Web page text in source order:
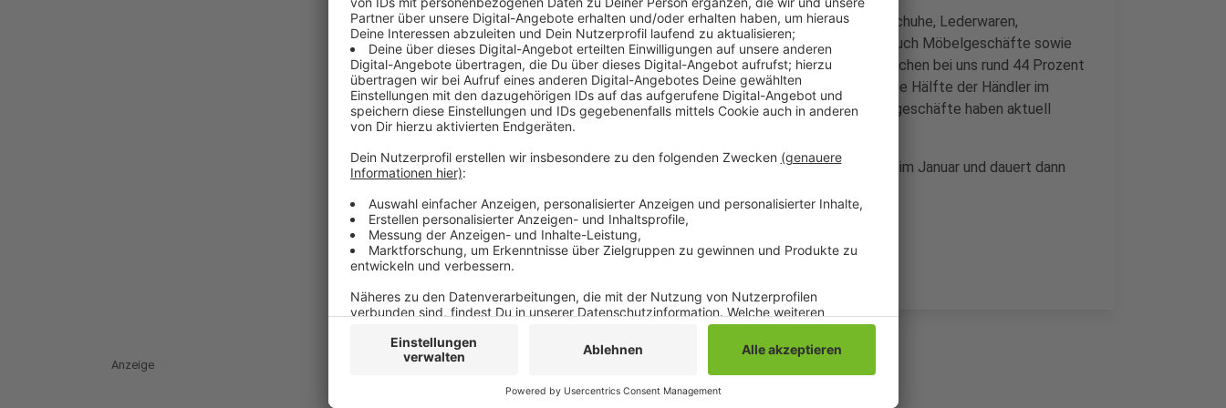
In vielen Bereichen gibt es aktuell Angebote. Besonders Mode, Schuhe, Lederwaren,
Heimtextilien und Sportbekleidung seien gerade reduziert. Aber auch Möbelgeschäfte sowie
Bau- und Elektronikmärkte beteiligen sich am WSV. Insgesamt machen bei uns rund 44 Prozent
der Händler mit. Fast drei viertel der Klamottengeschäfte, über die Hälfte der Händler im
Bereich Heim- und Haustextilien und sogar 70 Prozent der Schuhgeschäfte haben aktuell
Rabatte.
Der Winterschlussverkauf startet traditionell am letzten Montag im Januar und dauert dann
Anzeige
Anzeige